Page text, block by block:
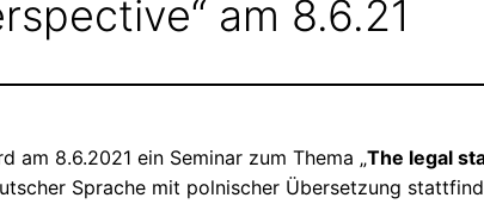
am 8.6.21
8.6.2021 ein Seminar zum Thema „The legal
Sprache mit polnischer Übersetzung